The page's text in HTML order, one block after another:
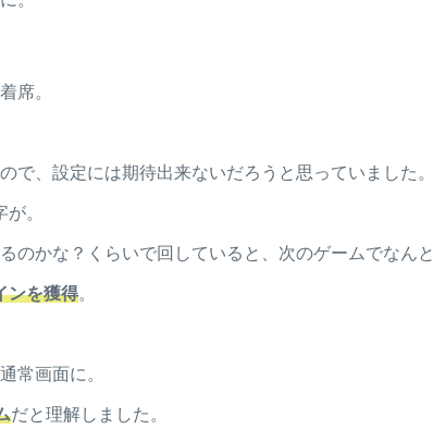
席。
、設定には期待出来ないだろうと思っていました。
。
のかな？くらいで回していると、次のゲームでなんと
ンを獲得。
常画面に。
だと理解しました。